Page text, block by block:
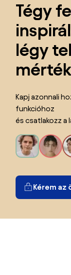
Tégy
légy
Kapj azonnali
funkcióhoz
és csatlakozz a
Kérem az